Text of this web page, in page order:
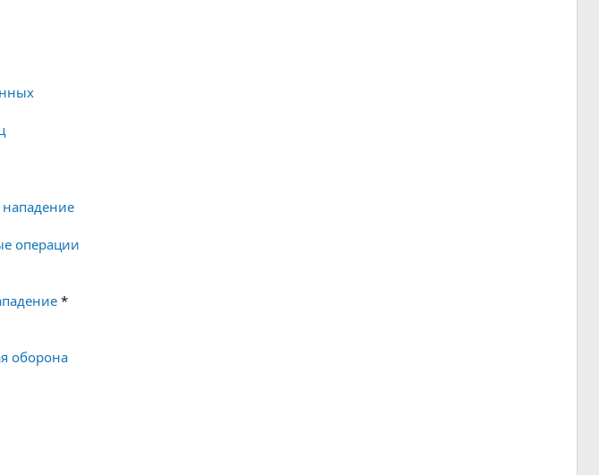
операции
*
оборона